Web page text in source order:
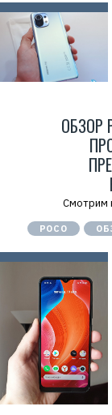
ОБЗОР
Смотрим
POCO